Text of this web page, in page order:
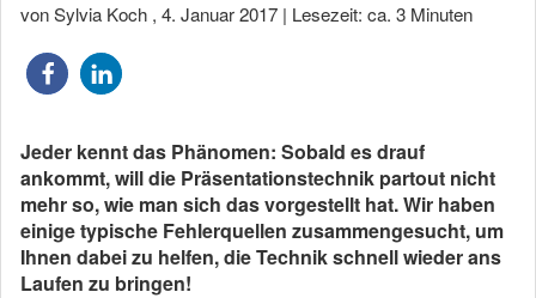
von Sylvia Koch , 4. Januar 2017 | Lesezeit: ca. 3 Minuten
Jeder kennt das Phänomen: Sobald es drauf
ankommt, will die Präsentationstechnik partout nicht
mehr so, wie man sich das vorgestellt hat. Wir haben
einige typische Fehlerquellen zusammengesucht, um
Ihnen dabei zu helfen, die Technik schnell wieder ans
Laufen zu bringen!